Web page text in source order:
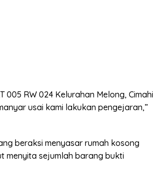
005 RW 024 Kelurahan Melong, Cimahi
usai kami lakukan pengejaran,”
beraksi menyasar rumah kosong
menyita sejumlah barang bukti